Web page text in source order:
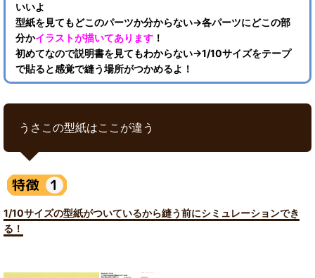
いいよ
型紙を見てもどこのパーツか分からない→各パーツにどこの部
分かイラストが描いてあります ！
初めてなので説明書を見てもわからない→1/10サイズをテープ
で貼ると感覚で縫う場所がつかめるよ！
うさこの型紙はここが違う
1/10サイズの型紙がついているから縫う前にシミュレーションでき
る！